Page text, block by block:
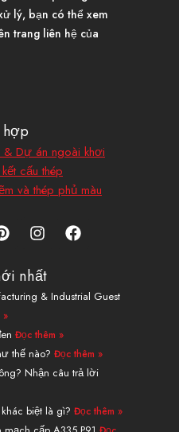
lý, bạn có thể xem
trang liên hệ của
& Dự án ngoài khơi
cấu thép
và thép phủ màu
P
i
t
e
r
e
s
t
I
n
t
a
g
a
m
F
a
b
o
nhất
& Industrial Guest
»
Đọc thêm »
thế nào? Đọc thêm »
Nhận câu trả lời
biệt là gì? Đọc thêm »